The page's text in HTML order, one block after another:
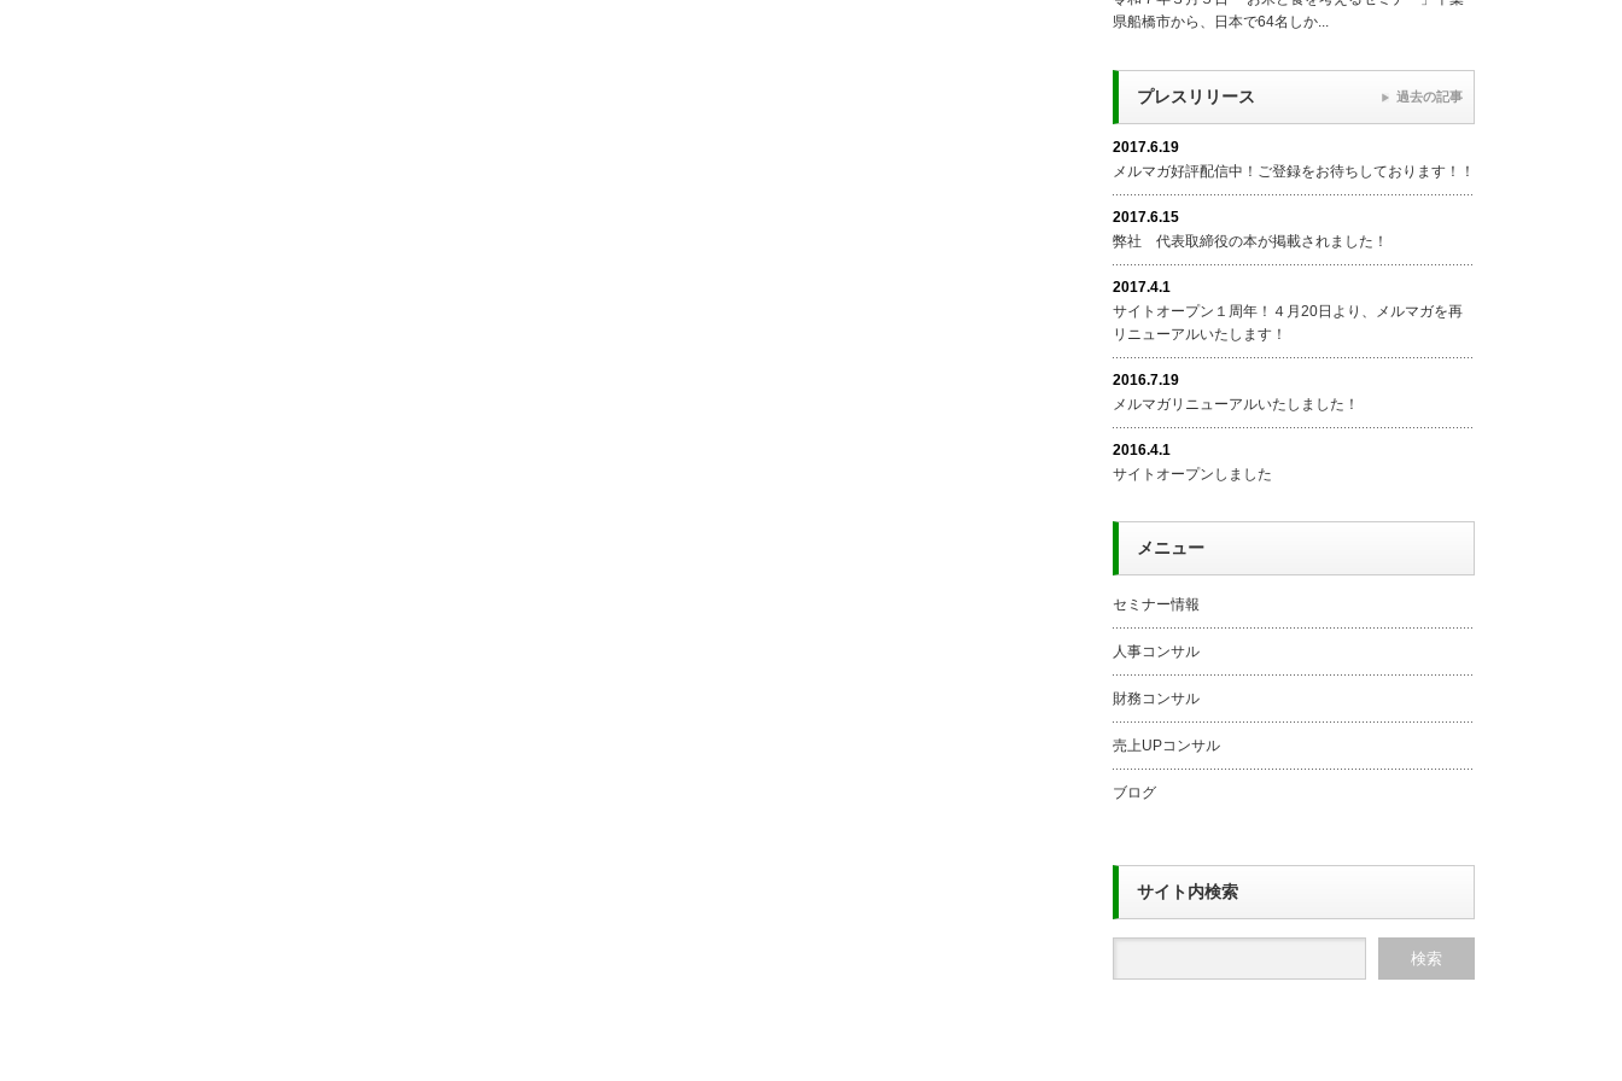
県船橋市から、日本で64名しか...
プレスリリース
2017.6.19
メルマガ好評配信中！ご登録をお待ちしております！！
2017.6.15
弊社 代表取締役の本が掲載されました！
2017.4.1
サイトオープン１周年！４月20日より、メルマガを再
リニューアルいたします！
2016.7.19
メルマガリニューアルいたしました！
2016.4.1
サイトオープンしました
過去の記事
メニュー
セミナー情報
人事コンサル
財務コンサル
売上UPコンサル
ブログ
サイト内検索